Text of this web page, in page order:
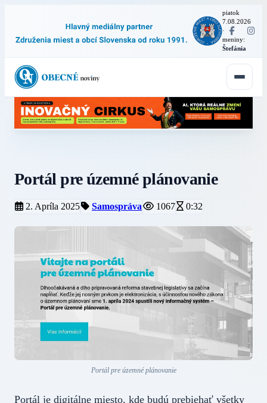
piatok
7.08.2026
·
meniny:
Štefánia
Portál pre územné plánovanie
2. Apríla 2025 Samospráva 1067 0:32
Portál pre územné plánovanie
Portál je digitálne miesto, kde budú prebiehať všetky